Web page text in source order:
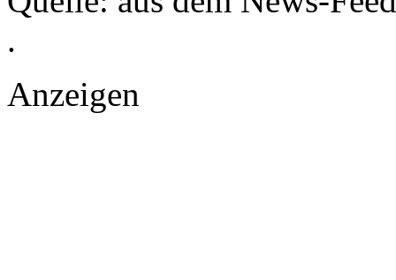
.
Anzeigen